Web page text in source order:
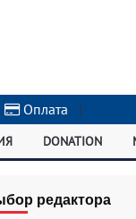
Оплата |
DONATION
редактора